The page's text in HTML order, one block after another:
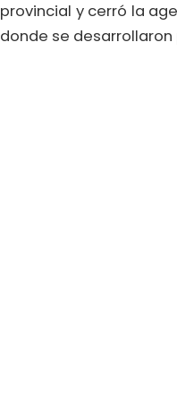
provincial y cerró la
donde se